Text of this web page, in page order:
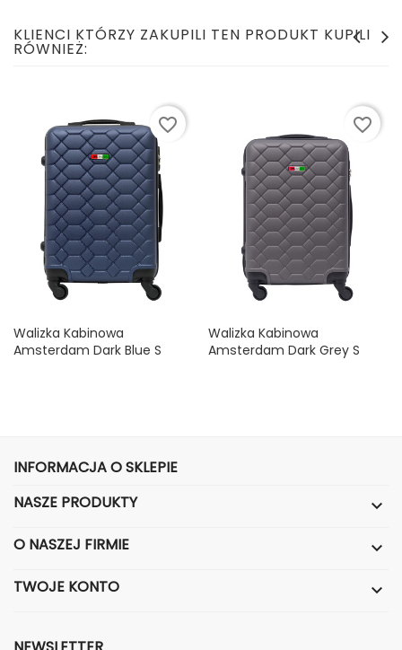
KLIENCI KTÓRZY ZAKUPILI TEN PRODUKT KUPILI
RÓWNIEŻ:
Walizka Kabinowa
Amsterdam Dark Blue S
favorite_border
Walizka Kabinowa
Amsterdam Dark Grey S
favorite_border
INFORMACJA O SKLEPIE
NASZE PRODUKTY

O NASZEJ FIRMIE 
TWOJE KONTO 